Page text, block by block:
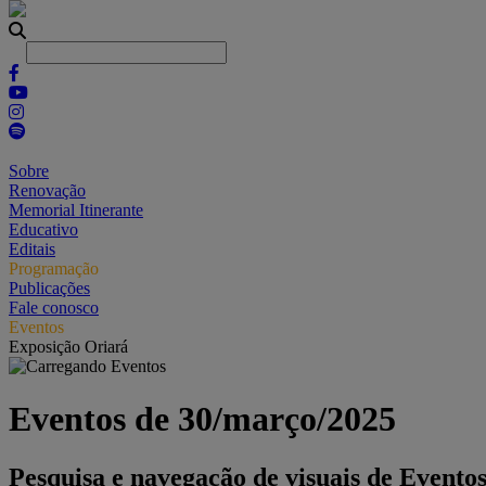
Sobre
Renovação
Memorial Itinerante
Educativo
Editais
Programação
Publicações
Fale conosco
Eventos
Exposição Oriará
Eventos de 30/março/2025
Pesquisa e navegação de visuais de Eventos